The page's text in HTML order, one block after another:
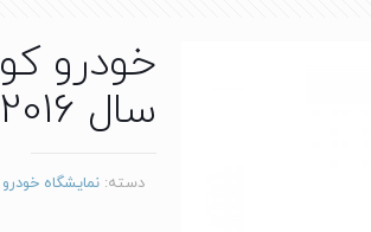
سال 2016
دسته:نمایشگاه خودرو